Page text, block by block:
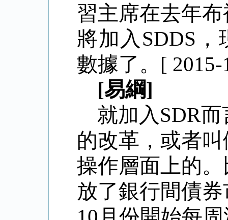
習主席在去年
將加入SDDS
數據了。[ 2015-
[易綱]
就加入SDR
的改革，或者
操作層面上的
放了銀行間債